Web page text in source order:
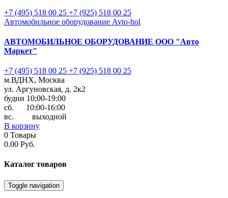
+7 (495) 518 00 25 +7 (925) 518 00 25
Автомобильное оборудование Avto-hol
АВТОМОБИЛЬНОЕ ОБОРУДОВАНИЕ ООО "Авто
Маркет"
+7 (495) 518 00 25 +7 (925) 518 00 25
м.ВДНХ, Москва
ул. Аргуновская, д. 2к2
будни 10:00-19:00
cб. 10:00-16:00
вс. выходной
В корзину
0 Товары
0.00 Руб.
Каталог товаров
Toggle navigation